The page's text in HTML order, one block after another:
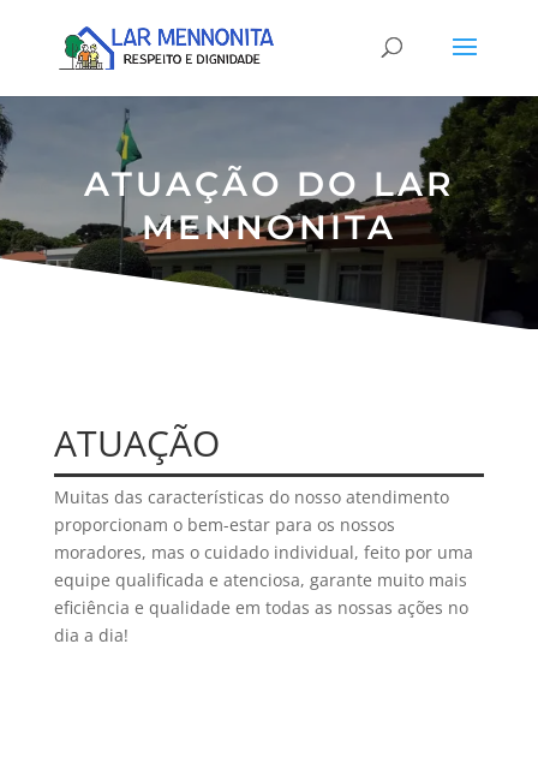
ATUAÇÃO DO LAR
MENNONITA
ATUAÇÃO
Muitas das características do nosso atendimento
proporcionam o bem-estar para os nossos
moradores, mas o cuidado individual, feito por uma
equipe qualificada e atenciosa, garante muito mais
eficiência e qualidade em todas as nossas ações no
dia a dia!